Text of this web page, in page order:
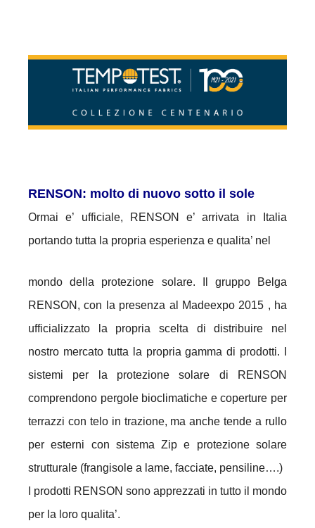
RENSON: molto di nuovo sotto il sole
Ormai e’ ufficiale, RENSON e’ arrivata in Italia
portando tutta la propria esperienza e qualita’ nel
mondo della protezione solare. Il gruppo Belga
RENSON, con la presenza al Madeexpo 2015 , ha
ufficializzato la propria scelta di distribuire nel
nostro mercato tutta la propria gamma di prodotti. I
sistemi per la protezione solare di RENSON
comprendono pergole bioclimatiche e coperture per
terrazzi con telo in trazione, ma anche tende a rullo
per esterni con sistema Zip e protezione solare
strutturale (frangisole a lame, facciate, pensiline….)
I prodotti RENSON sono apprezzati in tutto il mondo
per la loro qualita’.